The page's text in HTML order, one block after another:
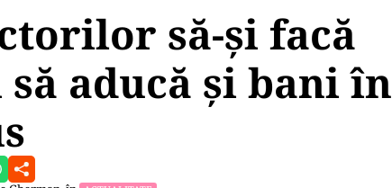
să-și facă
aducă și bani în